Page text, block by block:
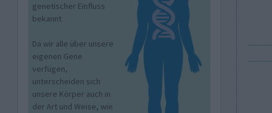
genetischer Einfluss
bekannt
Da wir alle über unsere
eigenen Gene
verfügen,
unterscheiden sich
unsere Körper auch in
der Art und Weise, wie